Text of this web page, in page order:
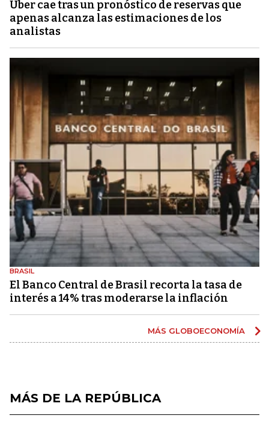
Uber cae tras un pronóstico de reservas que
apenas alcanza las estimaciones de los
analistas
BRASIL
El Banco Central de Brasil recorta la tasa de
interés a 14% tras moderarse la inflación
MÁS GLOBOECONOMÍA
MÁS DE LA REPÚBLICA